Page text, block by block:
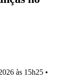
às 15h25 •